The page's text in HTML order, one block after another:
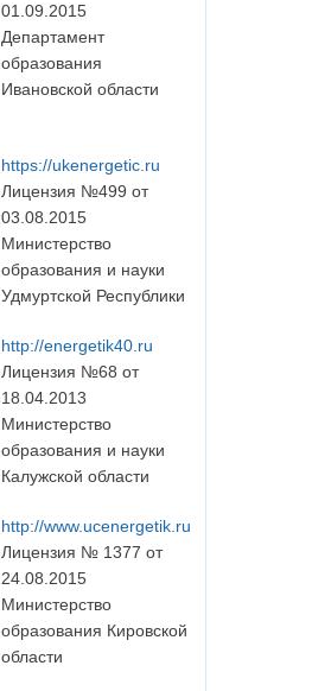
01.09.2015
Департамент
образования
Ивановской области
https://ukenergetic.ru
Лицензия №499 от
03.08.2015
Министерство
образования и науки
Удмуртской Республики
http://energetik40.ru
Лицензия №68 от
18.04.2013
Министерство
образования и науки
Калужской области
http://www.ucenergetik.ru
Лицензия № 1377 от
24.08.2015
Министерство
образования Кировской
области